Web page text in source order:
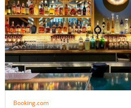
Booking.com